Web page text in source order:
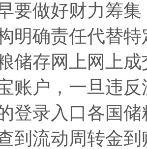
要做好财力筹
明确责任代替
储存网上网上
账户，一旦违
登录入口各国
到流动周转金